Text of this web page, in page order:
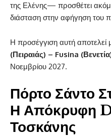
της Ελένης— προσθέτει
διάσταση στην αφήγηση του
Η προσέγγιση αυτή αποτελεί
(Πειραιάς) – Fusina
Νοεμβρίου 2027.
Πόρτο Σάντο
Η Απόκρυφη
Τοσκάνης